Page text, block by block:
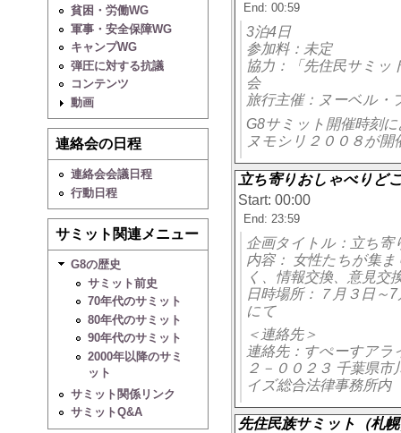
貧困・労働WG
軍事・安全保障WG
キャンプWG
弾圧に対する抗議
コンテンツ
動画
連絡会の日程
連絡会会議日程
行動日程
サミット関連メニュー
G8の歴史
サミット前史
70年代のサミット
80年代のサミット
90年代のサミット
2000年以降のサミ
ット
サミット関係リンク
サミットQ&A
End: 00:59
3泊4日
参加料：未定
協力：「先住民サミッ
会
旅行主催：ヌーベル・
G8サミット開催時刻
ヌモシリ２００８が
立ち寄りおしゃべりど
Start: 00:00
End: 23:59
企画タイトル：立ち
内容： 女性たちが集
く、情報交換、意見交
日時場所：７月３日
にて
＜連絡先＞
連絡先：すぺーすアラ
２－００２３ 千葉県
イズ総合法律事務所
先住民族サミット（札